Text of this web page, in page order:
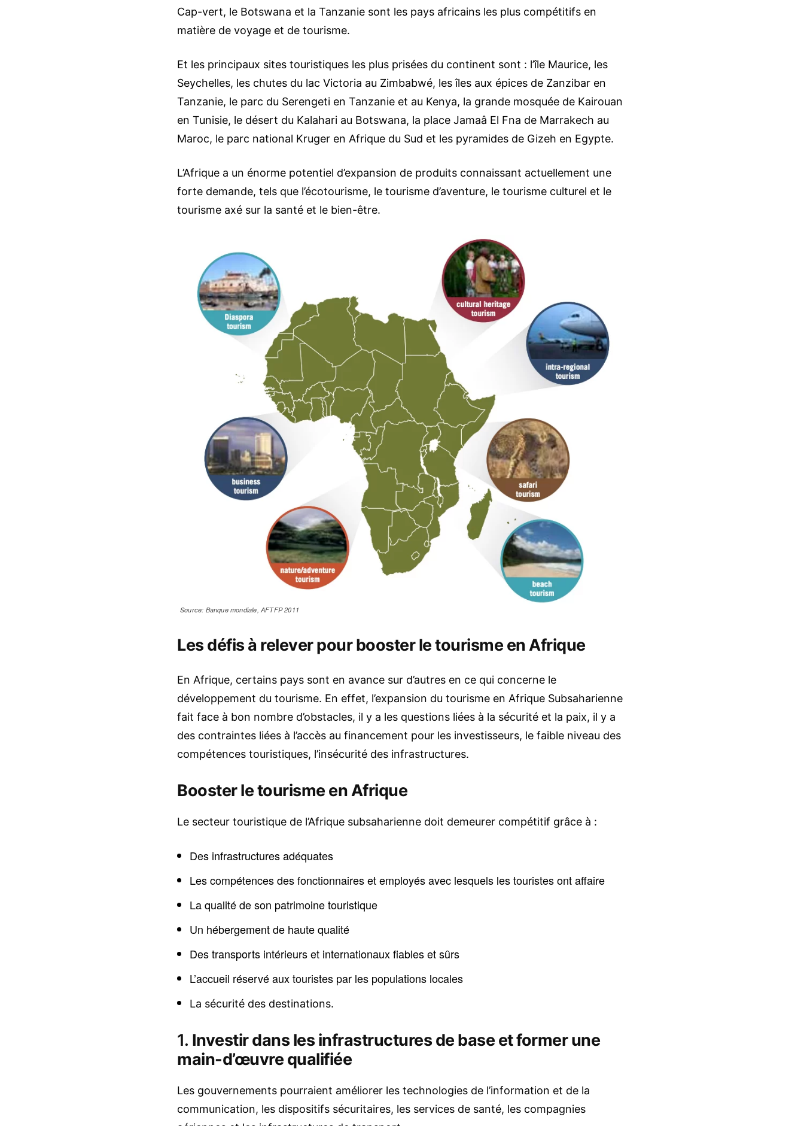
Cap-vert, le Botswana et la Tanzanie sont les pays africains les plus compétitifs en
matière de voyage et de tourisme.
Et les principaux sites touristiques les plus prisées du continent sont : l’île Maurice, les
Seychelles, les chutes du lac Victoria au Zimbabwé, les îles aux épices de Zanzibar en
Tanzanie, le parc du Serengeti en Tanzanie et au Kenya, la grande mosquée de Kairouan
en Tunisie, le désert du Kalahari au Botswana, la place Jamaâ El Fna de Marrakech au
Maroc, le parc national Kruger en Afrique du Sud et les pyramides de Gizeh en Egypte.
L’Afrique a un énorme potentiel d’expansion de produits connaissant actuellement une
forte demande, tels que l’écotourisme, le tourisme d’aventure, le tourisme culturel et le
tourisme axé sur la santé et le bien-être.
Source: Banque mondiale, AFTFP 2011
Les défis à relever pour booster le tourisme en Afrique
En Afrique, certains pays sont en avance sur d’autres en ce qui concerne le
développement du tourisme. En effet, l’expansion du tourisme en Afrique Subsaharienne
fait face à bon nombre d’obstacles, il y a les questions liées à la sécurité et la paix, il y a
des contraintes liées à l’accès au financement pour les investisseurs, le faible niveau des
compétences touristiques, l’insécurité des infrastructures.
Booster le tourisme en Afrique
Le secteur touristique de l’Afrique subsaharienne doit demeurer compétitif grâce à :
Des infrastructures adéquates
Les compétences des fonctionnaires et employés avec lesquels les touristes ont affaire
La qualité de son patrimoine touristique
Un hébergement de haute qualité
Des transports intérieurs et internationaux fiables et sûrs
L’accueil réservé aux touristes par les populations locales
La sécurité des destinations.
1. Investir dans les infrastructures de base et former une
main-d’œuvre qualifiée
Les gouvernements pourraient améliorer les technologies de l’information et de la
communication, les dispositifs sécuritaires, les services de santé, les compagnies